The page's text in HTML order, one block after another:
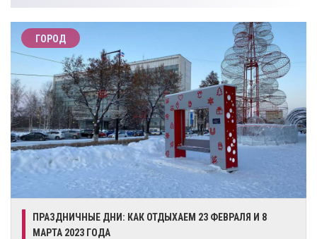
ГОРОД
ПРАЗДНИЧНЫЕ ДНИ: КАК ОТДЫХАЕМ 23 ФЕВРАЛЯ И 8
МАРТА 2023 ГОДА